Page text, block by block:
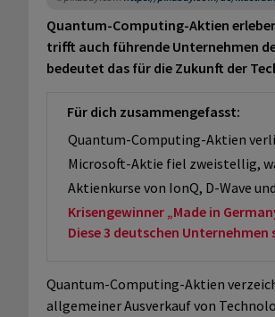
Quantum-Computing-Aktien
trifft auch führende Unternehmen
bedeutet das für die Zukunft der
Für dich zusammengefasst:
Quantum-Computing-Aktien
Microsoft-Aktie fiel zweistellig,
Aktienkurse von IonQ, D-Wave
Krisengewinner „Made in
Diese 3 deutschen
Quantum-Computing-Aktien
allgemeiner Ausverkauf von